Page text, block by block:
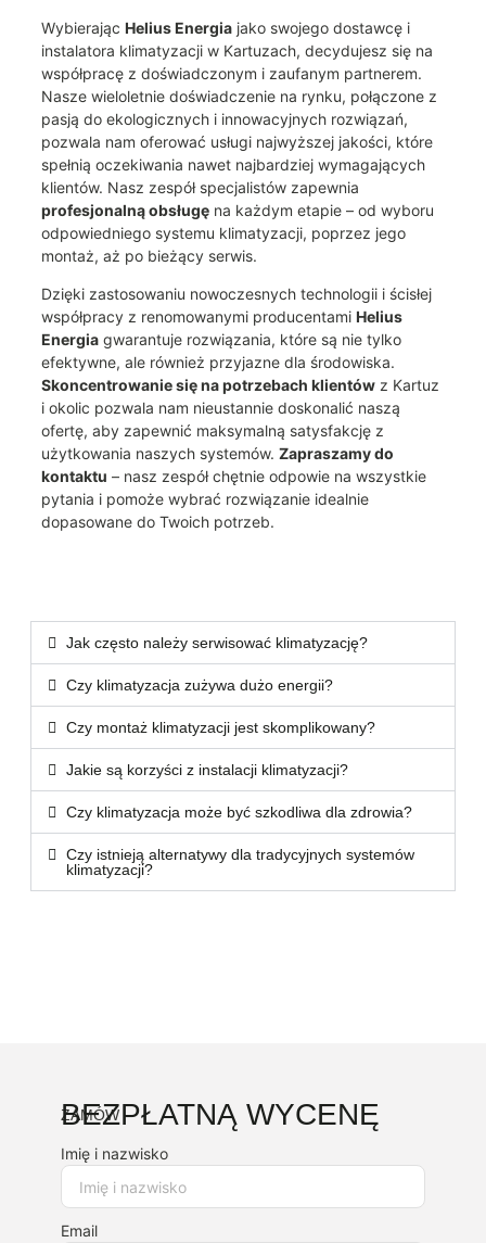
Wybierając Helius Energia jako swojego dostawcę i
instalatora klimatyzacji w Kartuzach, decydujesz się na
współpracę z doświadczonym i zaufanym partnerem.
Nasze wieloletnie doświadczenie na rynku, połączone z
pasją do ekologicznych i innowacyjnych rozwiązań,
pozwala nam oferować usługi najwyższej jakości, które
spełnią oczekiwania nawet najbardziej wymagających
klientów. Nasz zespół specjalistów zapewnia
profesjonalną obsługę na każdym etapie – od wyboru
odpowiedniego systemu klimatyzacji, poprzez jego
montaż, aż po bieżący serwis.
Dzięki zastosowaniu nowoczesnych technologii i ścisłej
współpracy z renomowanymi producentami Helius
Energia gwarantuje rozwiązania, które są nie tylko
efektywne, ale również przyjazne dla środowiska.
Skoncentrowanie się na potrzebach klientów z Kartuz
i okolic pozwala nam nieustannie doskonalić naszą
ofertę, aby zapewnić maksymalną satysfakcję z
użytkowania naszych systemów. Zapraszamy do
kontaktu – nasz zespół chętnie odpowie na wszystkie
pytania i pomoże wybrać rozwiązanie idealnie
dopasowane do Twoich potrzeb.
Jak często należy serwisować klimatyzację?
Czy klimatyzacja zużywa dużo energii?
Czy montaż klimatyzacji jest skomplikowany?
Jakie są korzyści z instalacji klimatyzacji?
Czy klimatyzacja może być szkodliwa dla zdrowia?
Czy istnieją alternatywy dla tradycyjnych systemów
klimatyzacji?
ZAMÓW
BEZPŁATNĄ WYCENĘ
Imię i nazwisko
Email